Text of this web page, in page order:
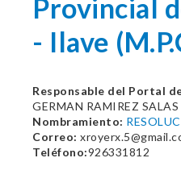
Provincial
- Ilave
Responsable del Portal
GERMAN RAMIREZ SALAS
Nombramiento:
Correo:
Teléfono:926331812